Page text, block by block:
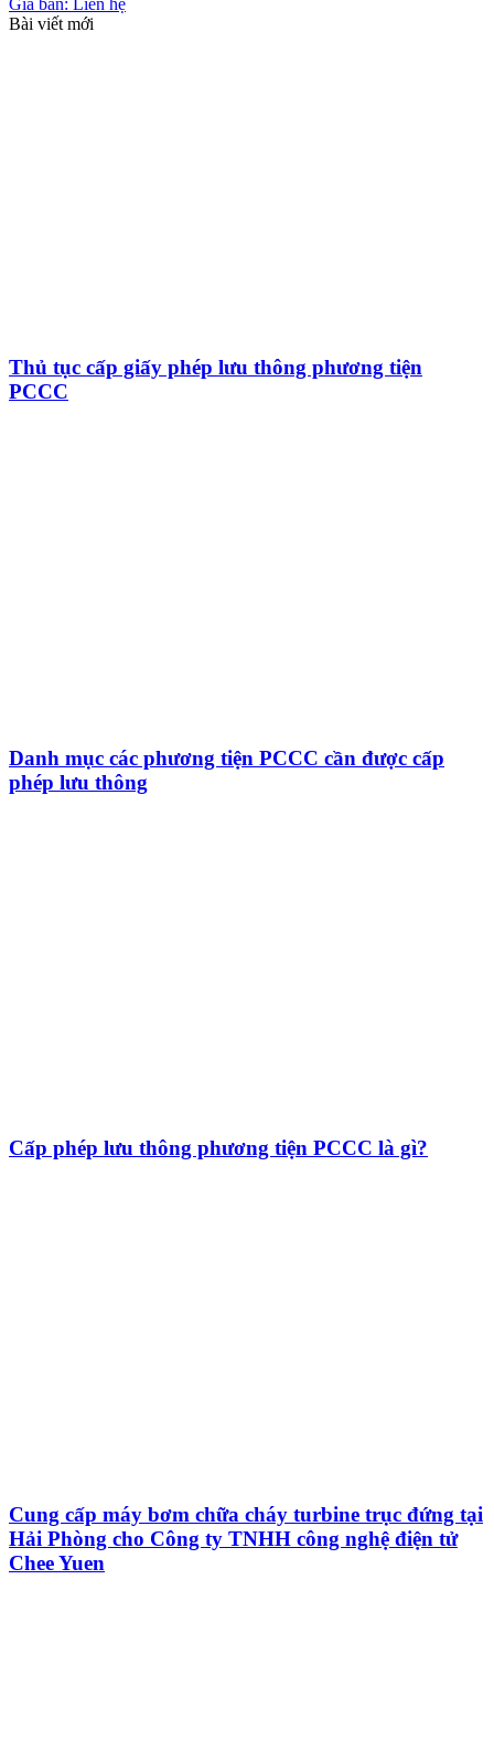
Giá bán: Liên hệ
Bài viết mới
Thủ tục cấp giấy phép lưu thông phương tiện
PCCC
Danh mục các phương tiện PCCC cần được cấp
phép lưu thông
Cấp phép lưu thông phương tiện PCCC là gì?
Cung cấp máy bơm chữa cháy turbine trục đứng tại
Hải Phòng cho Công ty TNHH công nghệ điện tử
Chee Yuen